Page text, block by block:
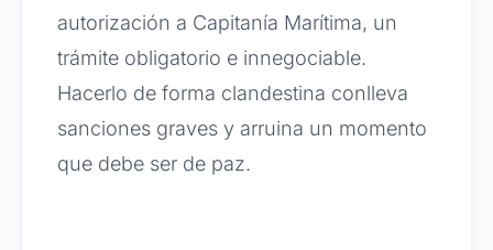
autorización a Capitanía Marítima, un
trámite obligatorio e innegociable.
Hacerlo de forma clandestina conlleva
sanciones graves y arruina un momento
que debe ser de paz.